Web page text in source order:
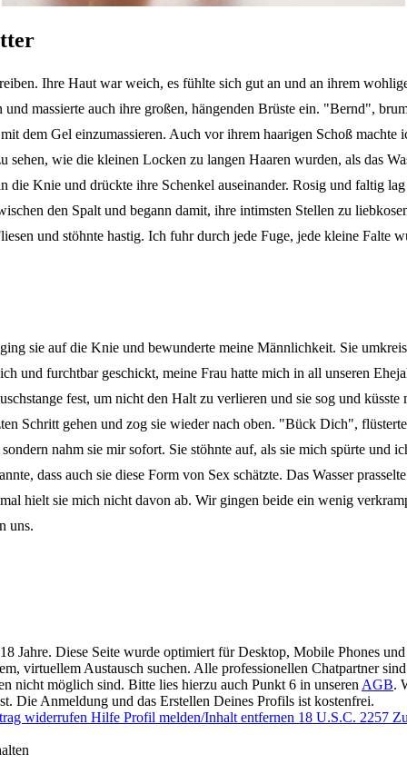
Ihre Haut war weich, es fühlte sich gut an und an ihrem
massierte auch ihre großen, hängenden Brüste ein. "Bernd",
dem Gel einzumassieren. Auch vor ihrem haarigen Schoß
wie die kleinen Locken zu langen Haaren wurden, als das
Knie und drückte ihre Schenkel auseinander. Rosig und faltig
den Spalt und begann damit, ihre intimsten Stellen zu
und stöhnte hastig. Ich fuhr durch jede Fuge, jede kleine Falte
sie auf die Knie und bewunderte meine Männlichkeit. Sie
und furchtbar geschickt, meine Frau hatte mich in all unseren
fest, um nicht den Halt zu verlieren und sie sog und
Schritt gehen und zog sie wieder nach oben. "Bück Dich",
nahm sie mir sofort. Sie stöhnte auf, als sie mich spürte und
dass auch sie diese Form von Sex schätzte. Das Wasser
hielt sie mich nicht davon ab. Wir gingen beide ein wenig
uns.
Jahre. Diese Seite wurde optimiert für Desktop, Mobile Phones
virtuellem Austausch suchen. Alle professionellen Chatpartner
nicht möglich sind. Bitte lies hierzu auch Punkt 6 in unseren AGB.
Die Anmeldung und das Erstellen Deines Profils ist kostenfrei.
widerrufen Hilfe Profil melden/Inhalt entfernen 18 U.S.C. 2257